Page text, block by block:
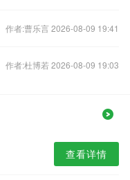
作者:曹乐言 2026-08-09 19:41
作者:杜博若 2026-08-09 19:03
查看详情